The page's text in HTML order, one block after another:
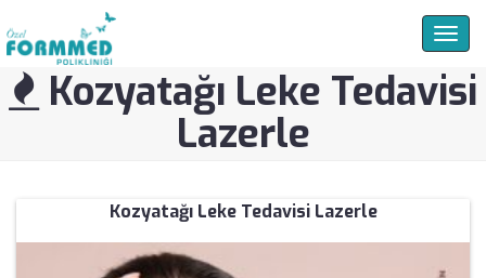
Kozyatağı Leke Tedavisi
Lazerle
Kozyatağı Leke Tedavisi Lazerle